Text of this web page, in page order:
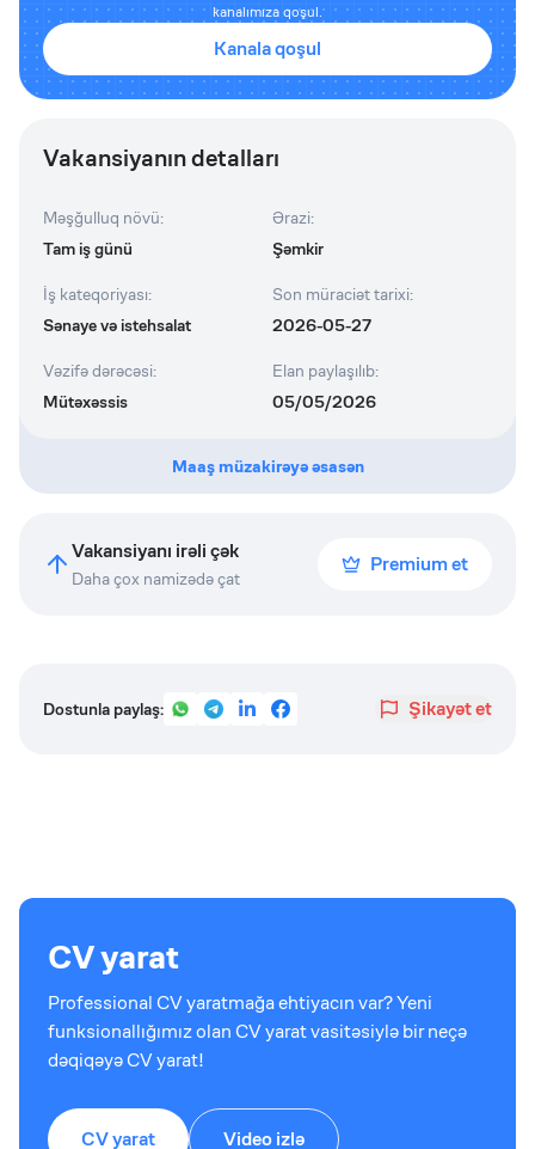
kanalımıza qoşul.
Kanala qoşul
Vakansiyanın detalları
Məşğulluq növü:
Tam iş günü
Ərazi:
Şəmkir
İş kateqoriyası:
Sənaye və istehsalat
Son müraciət tarixi:
2026-05-27
Vəzifə dərəcəsi:
Mütəxəssis
Elan paylaşılıb:
05/05/2026
Maaş müzakirəyə əsasən
Vakansiyanı irəli çək
Daha çox namizədə çat
Premium et
Dostunla paylaş: Şikayət et
CV yarat
Professional CV yaratmağa ehtiyacın var? Yeni
funksionallığımız olan CV yarat vasitəsiylə bir neçə
dəqiqəyə CV yarat!
CV yarat Video izlə